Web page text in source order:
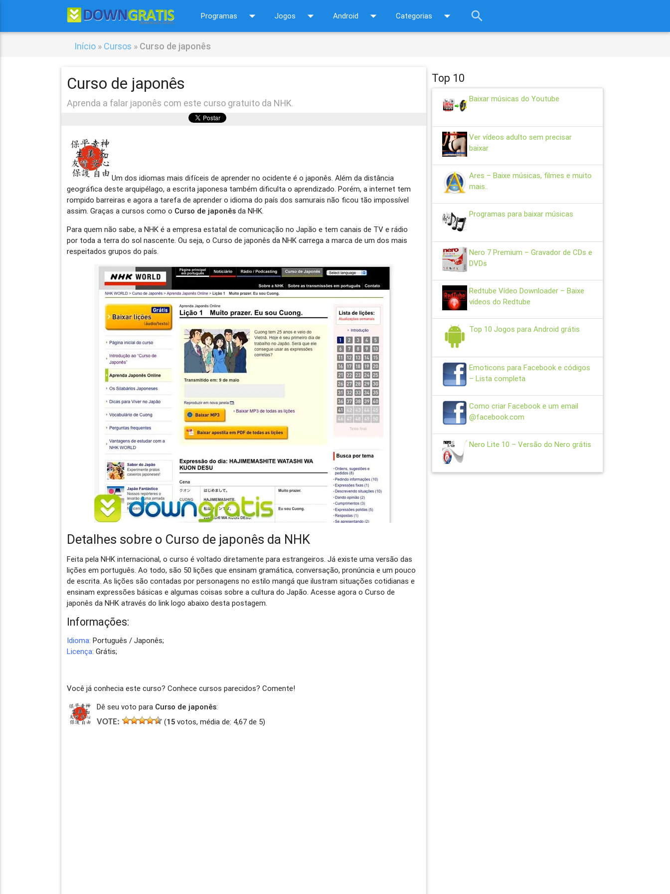
Programas arrow_drop_down Jogos arrow_drop_down Android arrow_drop_down Categorias arrow_drop_down search
Início » Cursos » Curso de japonês
Curso de japonês
Aprenda a falar japonês com este curso gratuito da NHK.
Um dos idiomas mais difíceis de aprender no ocidente é o japonês. Além da distância
geográfica deste arquipélago, a escrita japonesa também dificulta o aprendizado. Porém, a internet tem
rompido barreiras e agora a tarefa de aprender o idioma do país dos samurais não ficou tão impossível
assim. Graças a cursos como o Curso de japonês da NHK.
Para quem não sabe, a NHK é a empresa estatal de comunicação no Japão e tem canais de TV e rádio
por toda a terra do sol nascente. Ou seja, o Curso de japonês da NHK carrega a marca de um dos mais
respeitados grupos do país.
Detalhes sobre o Curso de japonês da NHK
Feita pela NHK internacional, o curso é voltado diretamente para estrangeiros. Já existe uma versão das
lições em português. Ao todo, são 50 lições que ensinam gramática, conversação, pronúncia e um pouco
de escrita. As lições são contadas por personagens no estilo mangá que ilustram situações cotidianas e
ensinam expressões básicas e algumas coisas sobre a cultura do Japão. Acesse agora o Curso de
japonês da NHK através do link logo abaixo desta postagem.
Informações:
Idioma: Português / Japonês;
Licença: Grátis;
Você já conhecia este curso? Conhece cursos parecidos? Comente!
Dê seu voto para Curso de japonês:
VOTE:
(15 votos, média de: 4,67 de 5)
Top 10
Baixar músicas do Youtube
Ver vídeos adulto sem precisar
baixar
Ares – Baixe músicas, filmes e muito
mais..
Programas para baixar músicas
Nero 7 Premium – Gravador de CDs e
DVDs
Redtube Vídeo Downloader – Baixe
vídeos do Redtube
Top 10 Jogos para Android grátis
Emoticons para Facebook e códigos
– Lista completa
Como criar Facebook e um email
@facebook.com
Nero Lite 10 – Versão do Nero grátis